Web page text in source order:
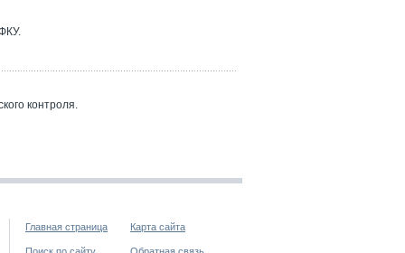
контроля.
Главная страница Карта сайта